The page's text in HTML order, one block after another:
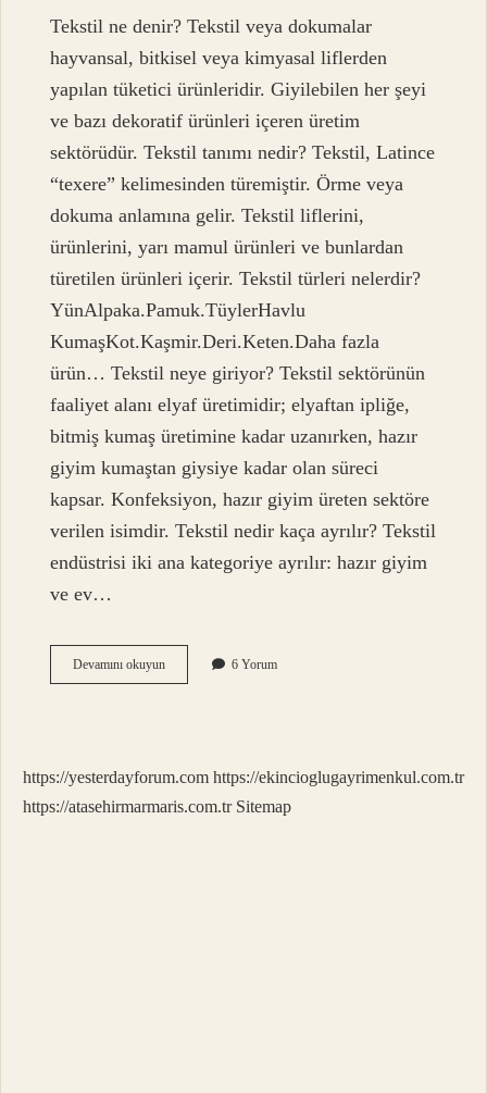
Tekstil ne denir? Tekstil veya dokumalar
hayvansal, bitkisel veya kimyasal liflerden
yapılan tüketici ürünleridir. Giyilebilen her şeyi
ve bazı dekoratif ürünleri içeren üretim
sektörüdür. Tekstil tanımı nedir? Tekstil, Latince
“texere” kelimesinden türemiştir. Örme veya
dokuma anlamına gelir. Tekstil liflerini,
ürünlerini, yarı mamul ürünleri ve bunlardan
türetilen ürünleri içerir. Tekstil türleri nelerdir?
YünAlpaka.Pamuk.TüylerHavlu
KumaşKot.Kaşmir.Deri.Keten.Daha fazla
ürün… Tekstil neye giriyor? Tekstil sektörünün
faaliyet alanı elyaf üretimidir; elyaftan ipliğe,
bitmiş kumaş üretimine kadar uzanırken, hazır
giyim kumaştan giysiye kadar olan süreci
kapsar. Konfeksiyon, hazır giyim üreten sektöre
verilen isimdir. Tekstil nedir kaça ayrılır? Tekstil
endüstrisi iki ana kategoriye ayrılır: hazır giyim
ve ev…
Devamını okuyunTekstil
Terimi
6 Yorum
https://yesterdayforum.com https://ekincioglugayrimenkul.com.tr
https://atasehirmarmaris.com.tr Sitemap